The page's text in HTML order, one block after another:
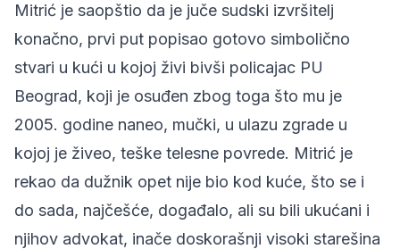
Mitrić je saopštio da je juče sudski izvršitelj
konačno, prvi put popisao gotovo simbolično
stvari u kući u kojoj živi bivši policajac PU
Beograd, koji je osuđen zbog toga što mu je
2005. godine naneo, mučki, u ulazu zgrade u
kojoj je živeo, teške telesne povrede. Mitrić je
rekao da dužnik opet nije bio kod kuće, što se i
do sada, najčešće, događalo, ali su bili ukućani i
njihov advokat, inače doskorašnji visoki starešina